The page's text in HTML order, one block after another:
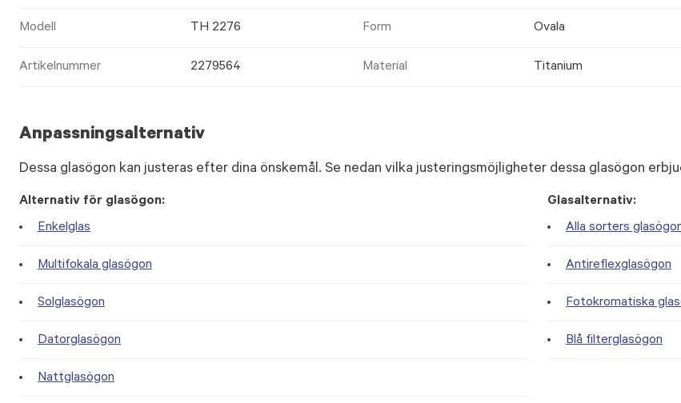
Modell TH 2276 Form Ovala
Artikelnummer 2279564 Material Titanium
Anpassningsalternativ
Dessa glasögon kan justeras efter dina önskemål. Se nedan vilka justeringsmöjligheter dessa glasögon
Alternativ för glasögon:
Enkelglas
Multifokala glasögon
Solglasögon
Datorglasögon
Nattglasögon
Glasalternativ:
Alla sorters
Antireflexglasögon
Fotokromatiska
Blå filterglasögon